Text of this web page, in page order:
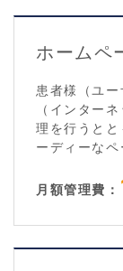
ホームペ
患者様（ユ
（インター
理を行うと
ーディーなペ
月額管理費：